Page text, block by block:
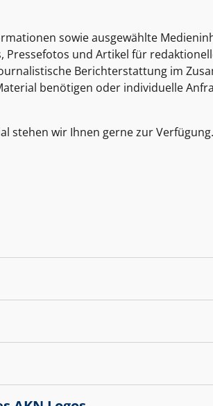
sowie ausgewählte
Pressefotos und Artikel für
Berichterstattung im
benötigen oder individuelle
stehen wir Ihnen gerne zur Verfügung.